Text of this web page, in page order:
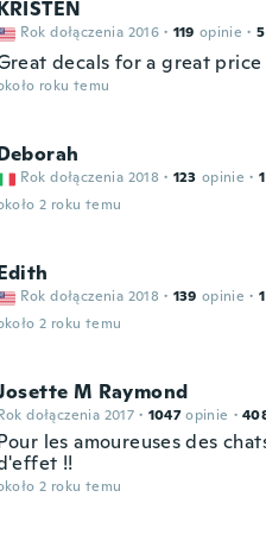
Rok dołączenia 2016 · 119 opinie · 5
decals for a great price
roku temu
Rok dołączenia 2018 · 123 opinie · 1
2 roku temu
Rok dołączenia 2018 · 139 opinie · 1
2 roku temu
M Raymond
dołączenia 2017 · 1047 opinie ·
les amoureuses des
!!
2 roku temu